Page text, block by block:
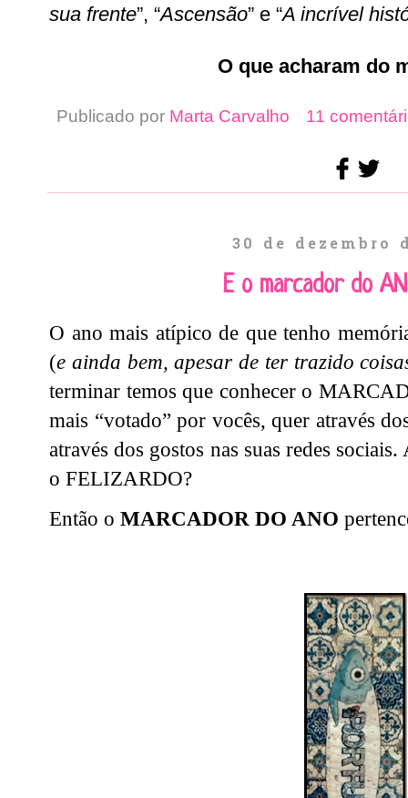
sua frente”, “Ascensão” e “A incrível
O que acharam do
Publicado por Marta Carvalho 11
30 de dezembro
E o marcador do
O ano mais atípico de que tenho
(e ainda bem, apesar de ter trazido
terminar temos que conhecer o
mais “votado” por vocês, quer através
através dos gostos nas suas redes
o FELIZARDO?
Então o MARCADOR DO ANO